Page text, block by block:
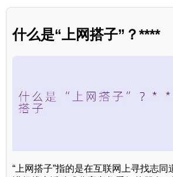
什么是“上网搭子”？****
“上网搭子”指的是在互联网上寻找志同